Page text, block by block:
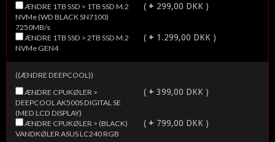
NVMe (WD BLACK SN7100)
7250MB/s
( + 299,00 DKK )
NVMe GEN4
( + 1.299,00 DKK )
((ÆNDRE DEEPCOOL))
DEEPCOOL AK500S DIGITAL SE
(MED LCD DISPLAY)
( + 399,00 DKK )
VANDKØLER ASUS LC240 RGB
( + 799,00 DKK )